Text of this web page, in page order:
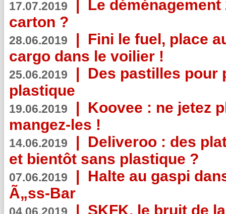
17.07.2019 | Le
carton ?
28.06.2019 | Fini le fuel, place
cargo dans le voilier !
25.06.2019 | Des pastilles pour
plastique
19.06.2019 | Koovee : ne jetez
mangez-les !
14.06.2019 | Deliveroo : des
et bientôt sans plastique ?
07.06.2019 | Halte au gaspi
Ã„ss-Bar
| SKFK, le bruit de